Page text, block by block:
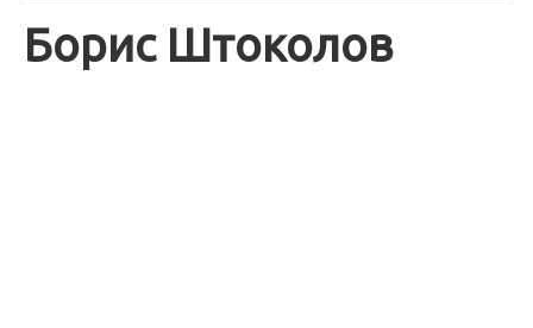
Борис Штоколов